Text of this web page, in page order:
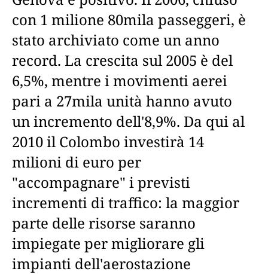
con 1 milione 80mila passeggeri, è
stato archiviato come un anno
record. La crescita sul 2005 è del
6,5%, mentre i movimenti aerei
pari a 27mila unità hanno avuto
un incremento dell'8,9%. Da qui al
2010 il Colombo investirà 14
milioni di euro per
"accompagnare" i previsti
incrementi di traffico: la maggior
parte delle risorse saranno
impiegate per migliorare gli
impianti dell'aerostazione